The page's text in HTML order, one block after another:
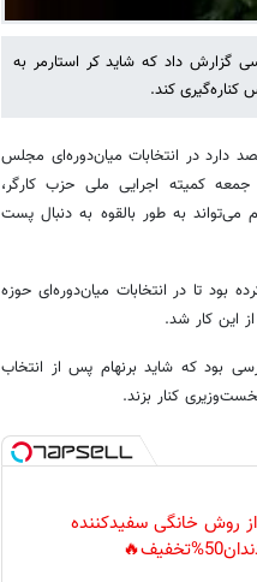
گزارش داد که شاید کر استارمر به
کناره‌گیری کند.
دارد در انتخابات میان‌دوره‌ای مجلس
کمیته اجرایی ملی حزب کارگر،
می‌تواند به طور بالقوه به دنبال پست
بود تا در انتخابات میان‌دوره‌ای حوزه
این کار شد.
بود که شاید برنهام پس از انتخاب
کنار بزند.
از روش خانگی سفیدکننده